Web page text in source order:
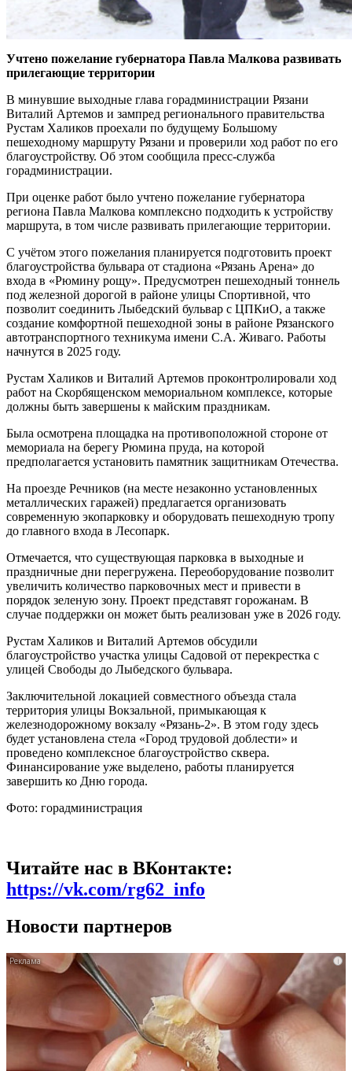
Учтено пожелание губернатора Павла Малкова развивать
прилегающие территории
В минувшие выходные глава горадминистрации Рязани
Виталий Артемов и зампред регионального правительства
Рустам Халиков проехали по будущему Большому
пешеходному маршруту Рязани и проверили ход работ по его
благоустройству. Об этом сообщила пресс-служба
горадминистрации.
При оценке работ было учтено пожелание губернатора
региона Павла Малкова комплексно подходить к устройству
маршрута, в том числе развивать прилегающие территории.
С учётом этого пожелания планируется подготовить проект
благоустройства бульвара от стадиона «Рязань Арена» до
входа в «Рюмину рощу». Предусмотрен пешеходный тоннель
под железной дорогой в районе улицы Спортивной, что
позволит соединить Лыбедский бульвар с ЦПКиО, а также
создание комфортной пешеходной зоны в районе Рязанского
автотранспортного техникума имени С.А. Живаго. Работы
начнутся в 2025 году.
Рустам Халиков и Виталий Артемов проконтролировали ход
работ на Скорбященском мемориальном комплексе, которые
должны быть завершены к майским праздникам.
Была осмотрена площадка на противоположной стороне от
мемориала на берегу Рюмина пруда, на которой
предполагается установить памятник защитникам Отечества.
На проезде Речников (на месте незаконно установленных
металлических гаражей) предлагается организовать
современную экопарковку и оборудовать пешеходную тропу
до главного входа в Лесопарк.
Отмечается, что существующая парковка в выходные и
праздничные дни перегружена. Переоборудование позволит
увеличить количество парковочных мест и привести в
порядок зеленую зону. Проект представят горожанам. В
случае поддержки он может быть реализован уже в 2026 году.
Рустам Халиков и Виталий Артемов обсудили
благоустройство участка улицы Садовой от перекрестка с
улицей Свободы до Лыбедского бульвара.
Заключительной локацией совместного объезда стала
территория улицы Вокзальной, примыкающая к
железнодорожному вокзалу «Рязань-2». В этом году здесь
будет установлена стела «Город трудовой доблести» и
проведено комплексное благоустройство сквера.
Финансирование уже выделено, работы планируется
завершить ко Дню города.
Фото: горадминистрация
Читайте нас в ВКонтакте:
https://vk.com/rg62_info
Новости партнеров
i